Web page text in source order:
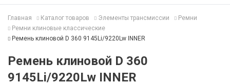
Главная Каталог товаров Элементы трансмиссии
Ремни
Ремни клиновые классические
Ремень клиновой D 360 9145Li/9220Lw INNER
Ремень клиновой D 360
9145Li/9220Lw INNER